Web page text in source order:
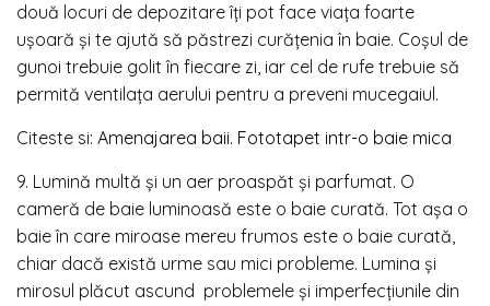
două locuri de depozitare îți pot face viața foarte
ușoară și te ajută să păstrezi curățenia în baie. Coșul de
gunoi trebuie golit în fiecare zi, iar cel de rufe trebuie să
permită ventilața aerului pentru a preveni mucegaiul.
Citeste si: Amenajarea baii. Fototapet intr-o baie mica
9. Lumină multă și un aer proaspăt și parfumat. O
cameră de baie luminoasă este o baie curată. Tot așa o
baie în care miroase mereu frumos este o baie curată,
chiar dacă există urme sau mici probleme. Lumina și
mirosul plăcut ascund problemele și imperfecțiunile din